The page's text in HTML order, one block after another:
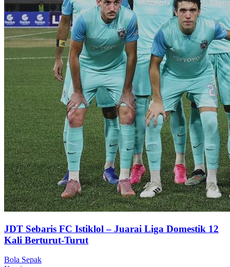
JDT Sebaris FC Istiklol – Juarai Liga Domestik 12
Kali Berturut-Turut
Bola Sepak